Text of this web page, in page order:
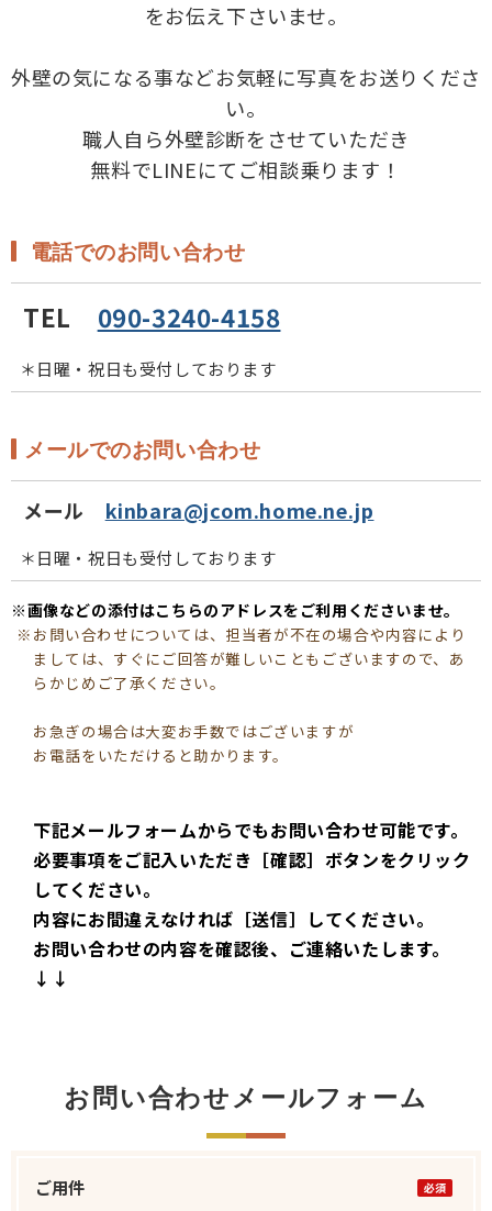
をお伝え下さいませ。
外壁の気になる事などお気軽に写真をお送りくださ
い。
職人自ら外壁診断をさせていただき
無料でLINEにてご相談乗ります！
電話でのお問い合わせ
TEL 090-3240-4158
＊日曜・祝日も受付しております
メールでのお問い合わせ
メール kinbara@jcom.home.ne.jp
＊日曜・祝日も受付しております
※画像などの添付はこちらのアドレスをご利用くださいませ。
お問い合わせについては、担当者が不在の場合や内容により
ましては、すぐにご回答が難しいこともございますので、あ
らかじめご了承ください。
お急ぎの場合は大変お手数ではございますが
お電話をいただけると助かります。
下記メールフォームからでもお問い合わせ可能です。
必要事項をご記入いただき［確認］ボタンをクリック
してください。
内容にお間違えなければ［送信］してください。
お問い合わせの内容を確認後、ご連絡いたします。
↓↓
お問い合わせメールフォーム
ご用件